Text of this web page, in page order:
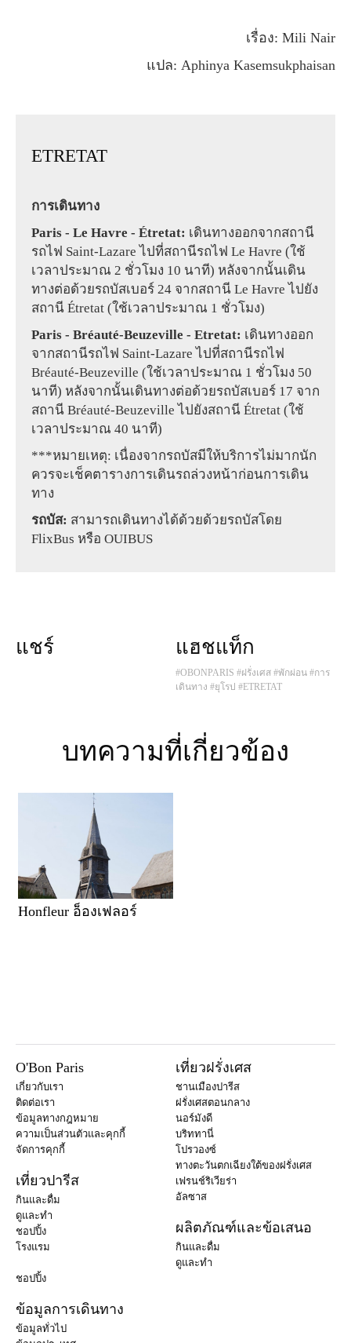
เรื่อง: Mili Nair
แปล: Aphinya Kasemsukphaisan
ETRETAT
การเดินทาง
Paris - Le Havre - Étretat: เดินทางออกจากสถานี
รถไฟ Saint-Lazare ไปที่สถานีรถไฟ Le Havre (ใช้
เวลาประมาณ 2 ชั่วโมง 10 นาที) หลังจากนั้นเดิน
ทางต่อด้วยรถบัสเบอร์ 24 จากสถานี Le Havre ไปยัง
สถานี Étretat (ใช้เวลาประมาณ 1 ชั่วโมง)
Paris - Bréauté-Beuzeville - Etretat: เดินทางออก
จากสถานีรถไฟ Saint-Lazare ไปที่สถานีรถไฟ
Bréauté-Beuzeville (ใช้เวลาประมาณ 1 ชั่วโมง 50
นาที) หลังจากนั้นเดินทางต่อด้วยรถบัสเบอร์ 17 จาก
สถานี Bréauté-Beuzeville ไปยังสถานี Étretat (ใช้
เวลาประมาณ 40 นาที)
***หมายเหตุ: เนื่องจากรถบัสมีให้บริการไม่มากนัก
ควรจะเช็คตารางการเดินรถล่วงหน้าก่อนการเดิน
ทาง
รถบัส: สามารถเดินทางได้ด้วยด้วยรถบัสโดย
FlixBus หรือ OUIBUS
แชร์ แฮชแท็ก
#OBONPARIS #ฝรั่งเศส #พักผ่อน #การ
เดินทาง #ยุโรป #ETRETAT
บทความที่เกี่ยวข้อง
Honfleur อ็องเฟลอร์
O'Bon Paris
เกี่ยวกับเรา
ติดต่อเรา
ข้อมูลทางกฎหมาย
ความเป็นส่วนตัวและคุกกี้
จัดการคุกกี้
เที่ยวปารีส
กินและดื่ม
ดูและทำ
ชอปปิ้ง
โรงแรม
เที่ยวฝรั่งเศส
ชานเมืองปารีส
ฝรั่งเศสตอนกลาง
นอร์มังดี
บริททานี่
โปรวองซ์
ทางตะวันตกเฉียงใต้ของฝรั่งเศส
เฟรนช์ริเวียร่า
อัลซาส
ผลิตภัณฑ์และข้อเสนอ
กินและดื่ม
ดูและทำ
ชอปปิ้ง
ข้อมูลการเดินทาง
ข้อมูลทั่วไป